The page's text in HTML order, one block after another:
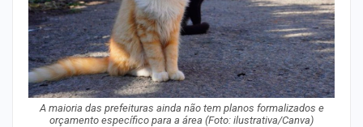
A maioria das prefeituras ainda não tem planos formalizados e
orçamento específico para a área (Foto: ilustrativa/Canva)